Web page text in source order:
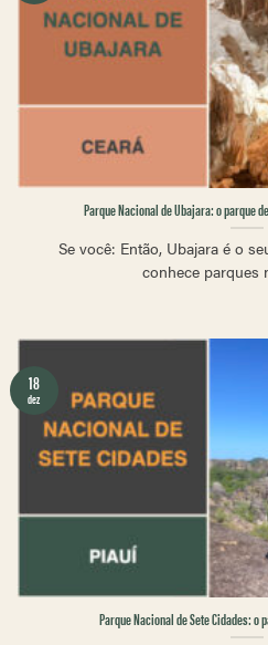
Parque Nacional de Ubajara: o parque
Se você: Então, Ubajara é o
conhece parques
Parque Nacional de Sete Cidades:
18
dez